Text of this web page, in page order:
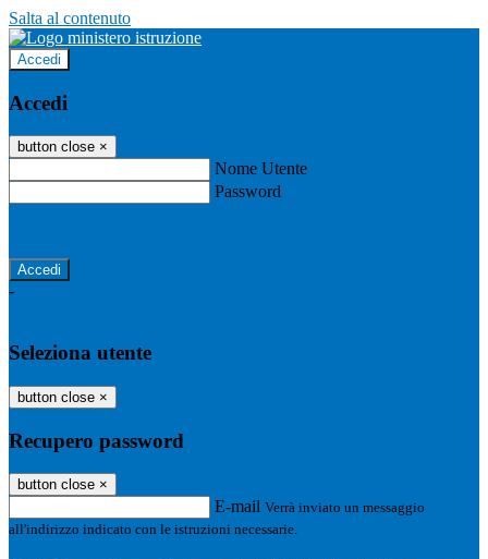
Salta al contenuto
Accedi
Accedi
button close ×
Nome Utente
Password
-
Seleziona utente
button close ×
Recupero password
button close ×
E-mail Verrà inviato un messaggio
all'indirizzo indicato con le istruzioni necessarie.